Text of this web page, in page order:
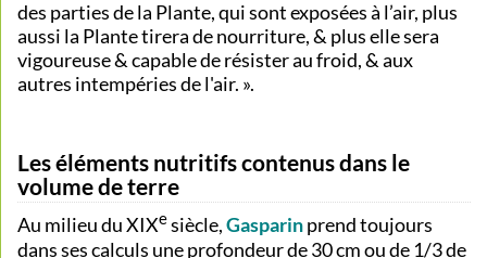
des parties de la Plante, qui sont exposées à l’air, plus
aussi la Plante tirera de nourriture, & plus elle sera
vigoureuse & capable de résister au froid, & aux
autres intempéries de l'air. ».
Les éléments nutritifs contenus dans le
volume de terre
Au milieu du XIXesiècle,Gasparinprend toujours
dans ses calculs une profondeur de 30 cm ou de 1/3 de